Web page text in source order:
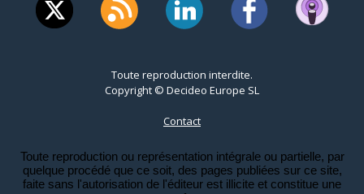
Toute reproduction interdite.
Copyright © Decideo Europe SL
Contact
Toute reproduction ou représentation intégrale ou partielle, par
quelque procédé que ce soit, des pages publiées sur ce site,
faite sans l'autorisation de l'éditeur est illicite et constitue une